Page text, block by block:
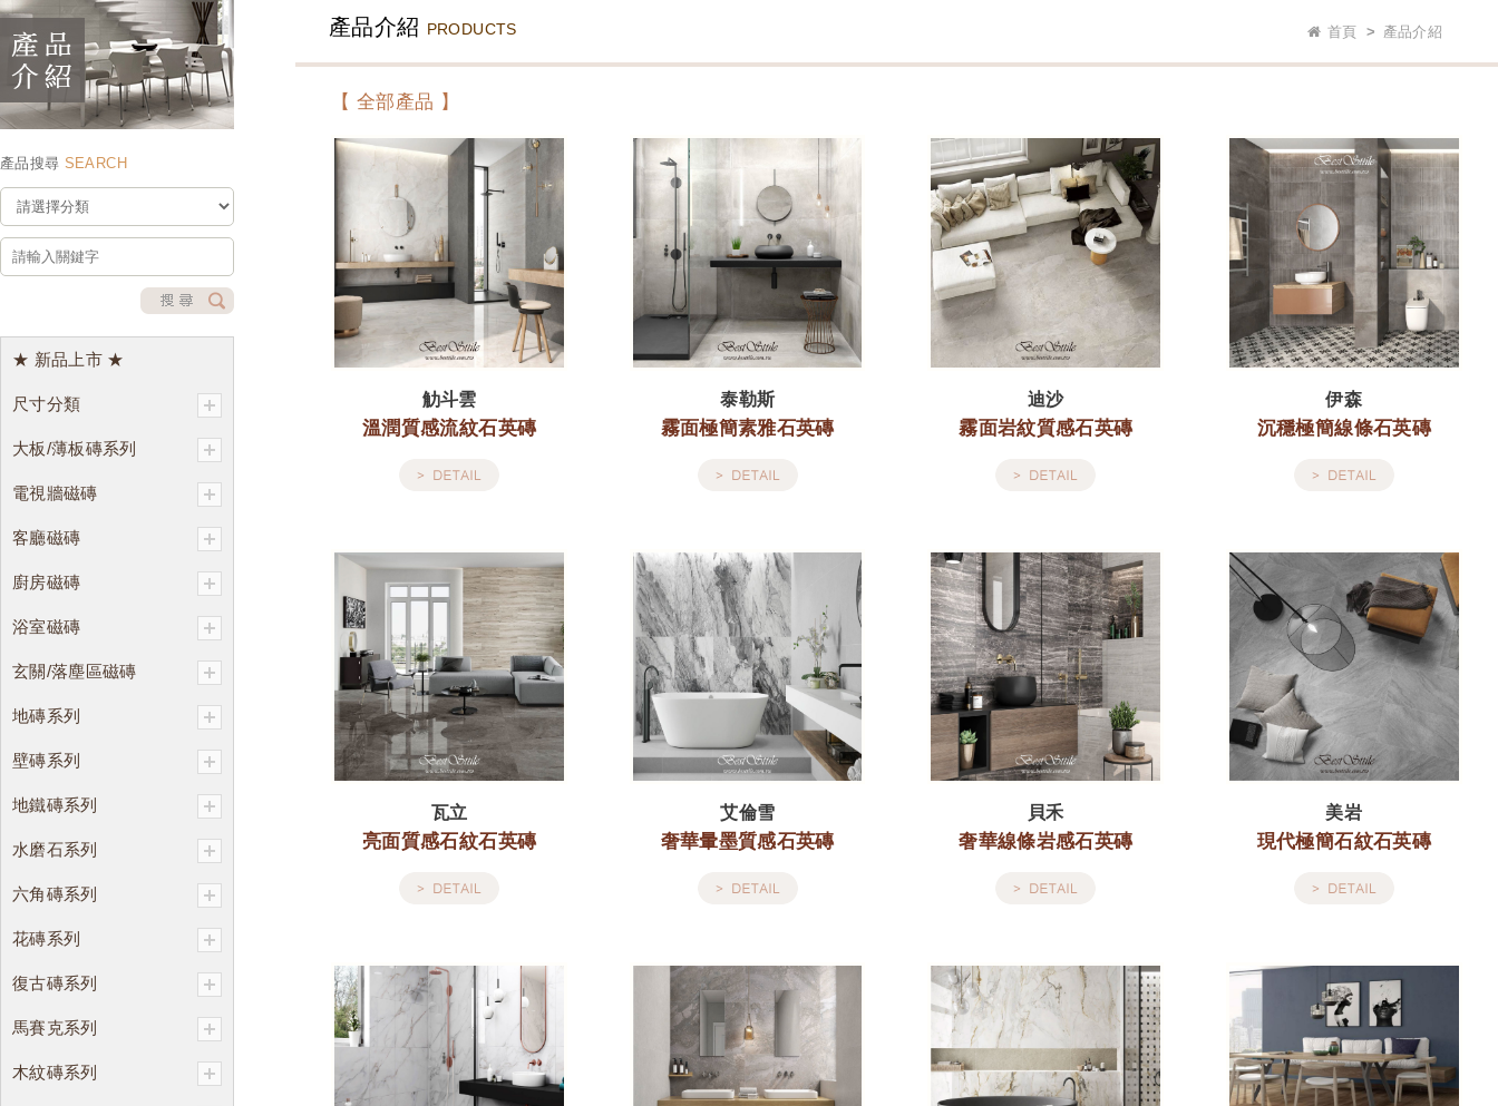
產品搜尋 SEARCH
★ 新品上市 ★
尺寸分類
大板/薄板磚系列
電視牆磁磚
客廳磁磚
廚房磁磚
浴室磁磚
玄關/落塵區磁磚
地磚系列
壁磚系列
地鐵磚系列
水磨石系列
六角磚系列
花磚系列
復古磚系列
馬賽克系列
木紋磚系列
產品介紹 PRODUCTS 首頁 產品介紹
【 全部產品 】
觔斗雲
溫潤質感流紋石英磚
泰勒斯
霧面極簡素雅石英磚
迪沙
霧面岩紋質感石英磚
伊森
沉穩極簡線條石英磚
瓦立
亮面質感石紋石英磚
艾倫雪
奢華暈墨質感石英磚
貝禾
奢華線條岩感石英磚
美岩
現代極簡石紋石英磚